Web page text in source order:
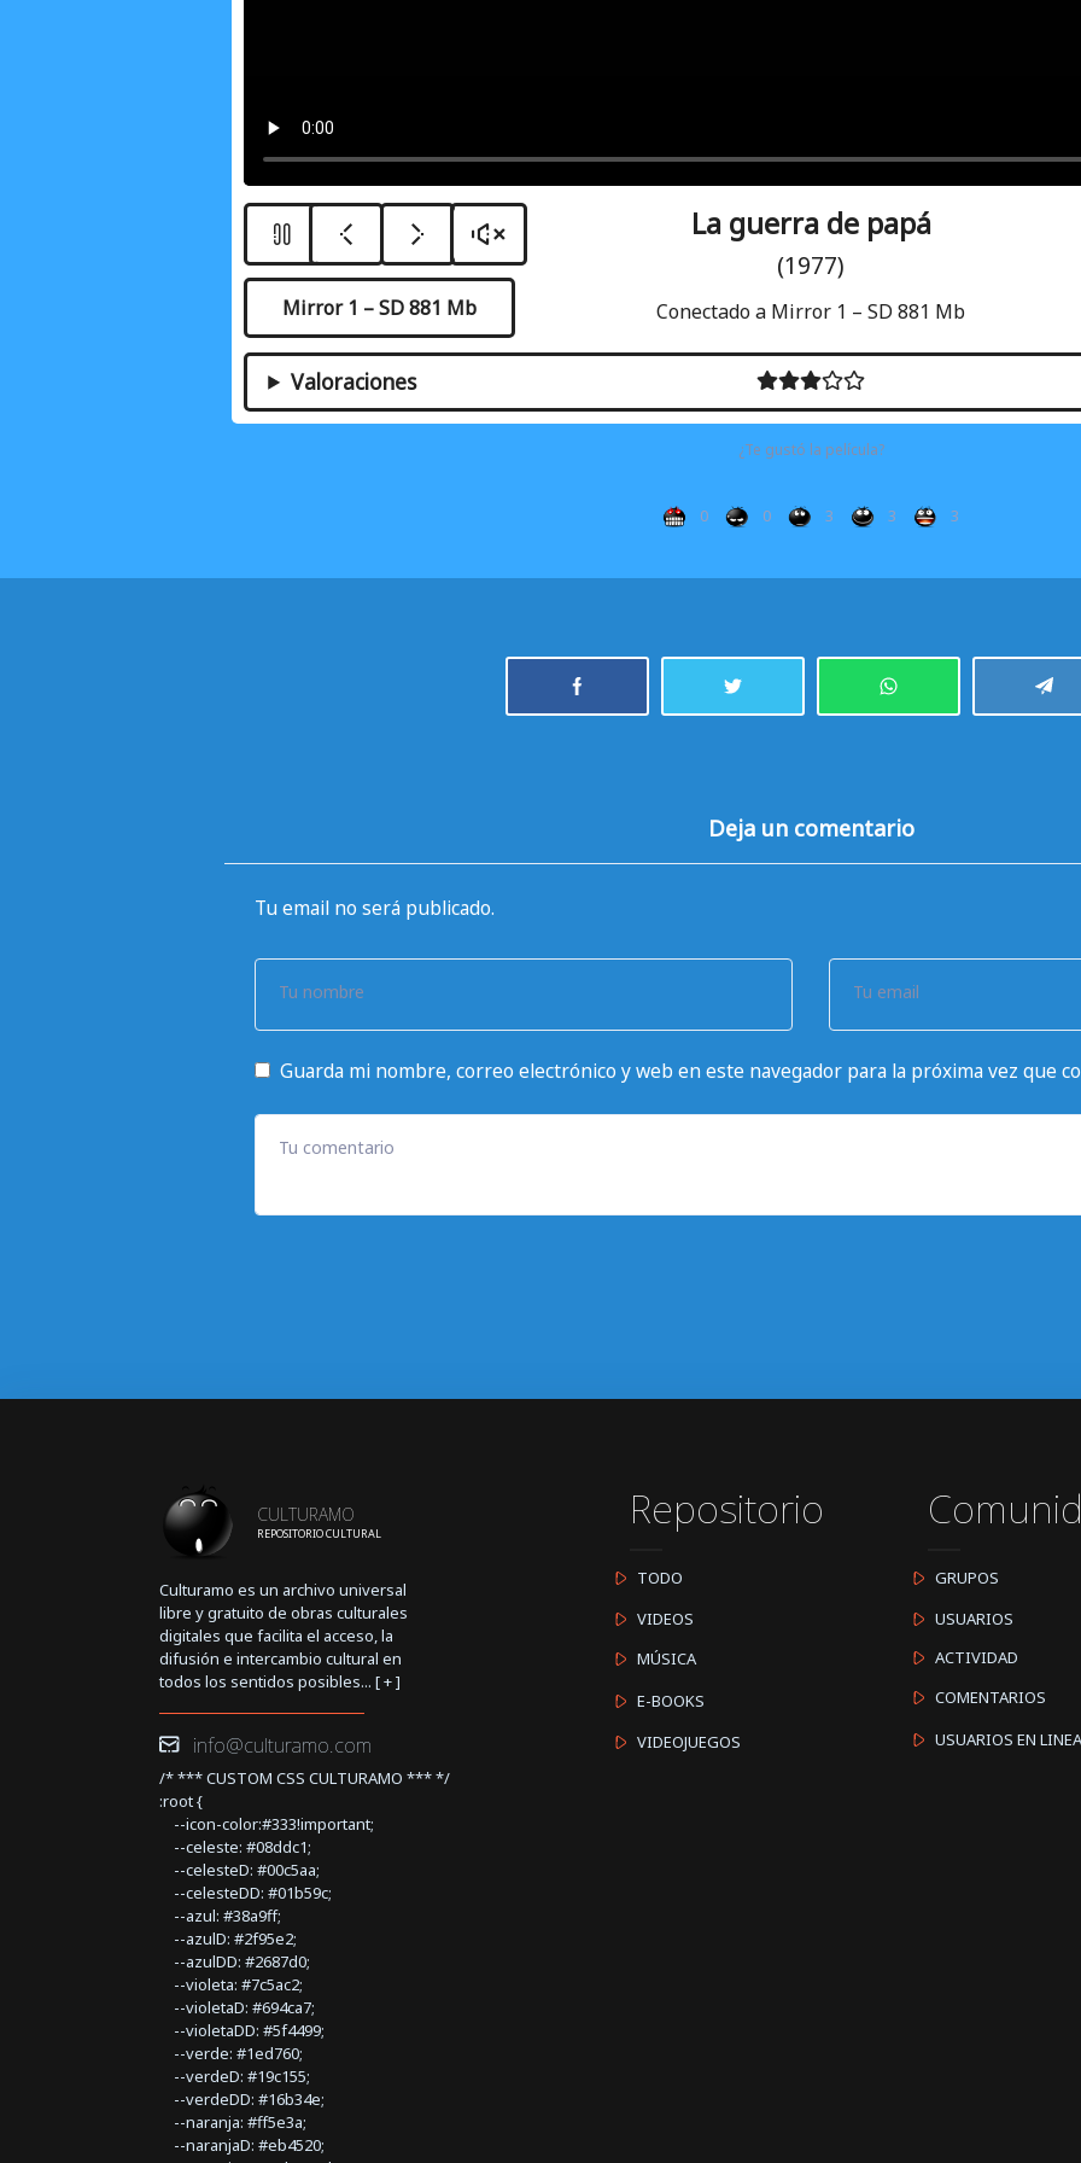
La guerra de papá
(1977)
Conectado a Mirror 1 – SD 881 Mb
Mirror 1 – SD 881 Mb
Valoraciones
¿Te gustó la película?
0 0 3 3 3
Deja un comentario
Tu email no será publicado.
Tu nombre Tu email
Guarda mi nombre, correo electrónico y web en este navegador para la próxima vez que
Tu comentario
CULTURAMO
REPOSITORIO CULTURAL
Culturamo es un archivo universal
libre y gratuito de obras culturales
digitales que facilita el acceso, la
difusión e intercambio cultural en
todos los sentidos posibles... [+]
info@culturamo.com
/* *** CUSTOM CSS CULTURAMO *** */
:root {
--icon-color:#333!important;
--celeste: #08ddc1;
--celesteD: #00c5aa;
--celesteDD: #01b59c;
--azul: #38a9ff;
--azulD: #2f95e2;
--azulDD: #2687d0;
--violeta: #7c5ac2;
--violetaD: #694ca7;
--violetaDD: #5f4499;
--verde: #1ed760;
--verdeD: #19c155;
--verdeDD: #16b34e;
--naranja: #ff5e3a;
--naranjaD: #eb4520;
Repositorio
TODO
VIDEOS
MÚSICA
E-BOOKS
VIDEOJUEGOS
GRUPOS
USUARIOS
ACTIVIDAD
COMENTARIOS
USUARIOS EN LINEA